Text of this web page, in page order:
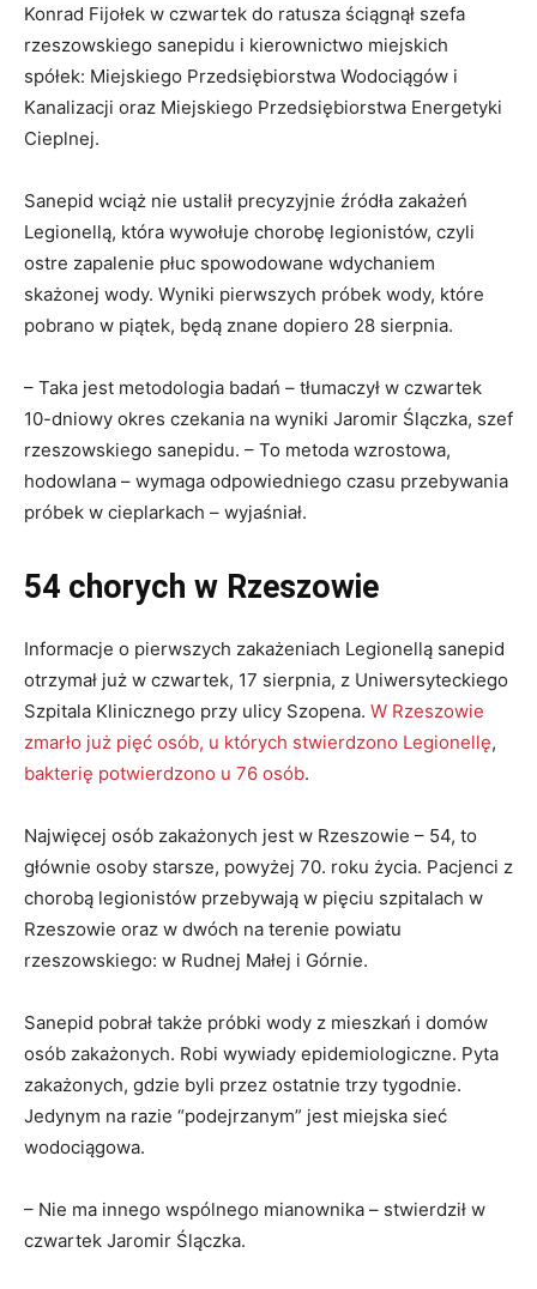
Konrad Fijołek w czwartek do ratusza ściągnął szefa
rzeszowskiego sanepidu i kierownictwo miejskich
spółek: Miejskiego Przedsiębiorstwa Wodociągów i
Kanalizacji oraz Miejskiego Przedsiębiorstwa Energetyki
Cieplnej.
Sanepid wciąż nie ustalił precyzyjnie źródła zakażeń
Legionellą, która wywołuje chorobę legionistów, czyli
ostre zapalenie płuc spowodowane wdychaniem
skażonej wody. Wyniki pierwszych próbek wody, które
pobrano w piątek, będą znane dopiero 28 sierpnia.
– Taka jest metodologia badań – tłumaczył w czwartek
10-dniowy okres czekania na wyniki Jaromir Ślączka, szef
rzeszowskiego sanepidu. – To metoda wzrostowa,
hodowlana – wymaga odpowiedniego czasu przebywania
próbek w cieplarkach – wyjaśniał.
54 chorych w Rzeszowie
Informacje o pierwszych zakażeniach Legionellą sanepid
otrzymał już w czwartek, 17 sierpnia, z Uniwersyteckiego
Szpitala Klinicznego przy ulicy Szopena. W Rzeszowie
zmarło już pięć osób, u których stwierdzono Legionellę,
bakterię potwierdzono u 76 osób.
Najwięcej osób zakażonych jest w Rzeszowie – 54, to
głównie osoby starsze, powyżej 70. roku życia. Pacjenci z
chorobą legionistów przebywają w pięciu szpitalach w
Rzeszowie oraz w dwóch na terenie powiatu
rzeszowskiego: w Rudnej Małej i Górnie.
Sanepid pobrał także próbki wody z mieszkań i domów
osób zakażonych. Robi wywiady epidemiologiczne. Pyta
zakażonych, gdzie byli przez ostatnie trzy tygodnie.
Jedynym na razie “podejrzanym” jest miejska sieć
wodociągowa.
– Nie ma innego wspólnego mianownika – stwierdził w
czwartek Jaromir Ślączka.